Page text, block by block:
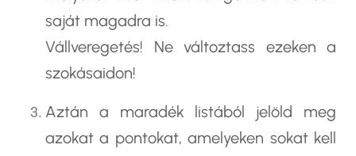
saját magadra is.
Vállveregetés! Ne változtass ezeken a
szokásaidon!
Aztán a maradék listából jelöld meg
azokat a pontokat, amelyeken sokat kell